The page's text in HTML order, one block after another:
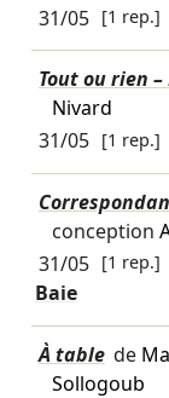
31/05 [1 rep.]
Tout ou rien
Nivard
31/05 [1 rep.]
conception
31/05 [1 rep.]
Baie
À table de
Sollogoub